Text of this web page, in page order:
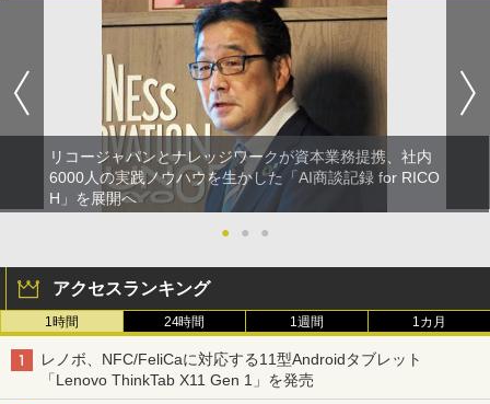
リコージャパンとナレッジワークが資本業務提携、社内
6000人の実践ノウハウを生かした「AI商談記録 for RICO
H」を展開へ
●
● ●
アクセスランキング
1時間 24時間 1週間 1カ月
レノボ、NFC/FeliCaに対応する11型Androidタブレット
「Lenovo ThinkTab X11 Gen 1」を発売